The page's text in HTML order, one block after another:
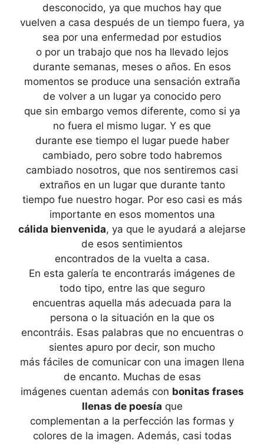
desconocido, ya que muchos hay que
vuelven a casa después de un tiempo fuera, ya
sea por una enfermedad por estudios
o por un trabajo que nos ha llevado lejos
durante semanas, meses o años. En esos
momentos se produce una sensación extraña
de volver a un lugar ya conocido pero
que sin embargo vemos diferente, como si ya
no fuera el mismo lugar. Y es que
durante ese tiempo el lugar puede haber
cambiado, pero sobre todo habremos
cambiado nosotros, que nos sentiremos casi
extraños en un lugar que durante tanto
tiempo fue nuestro hogar. Por eso casi es más
importante en esos momentos una
cálida bienvenida, ya que le ayudará a alejarse
de esos sentimientos
encontrados de la vuelta a casa.
En esta galería te encontrarás imágenes de
todo tipo, entre las que seguro
encuentras aquella más adecuada para la
persona o la situación en la que os
encontráis. Esas palabras que no encuentras o
sientes apuro por decir, son mucho
más fáciles de comunicar con una imagen llena
de encanto. Muchas de esas
imágenes cuentan además con bonitas frases
llenas de poesía que
complementan a la perfección las formas y
colores de la imagen. Además, casi todas